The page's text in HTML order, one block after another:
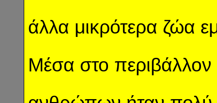
άλλα μικρότερα ζώα
Μέσα στο